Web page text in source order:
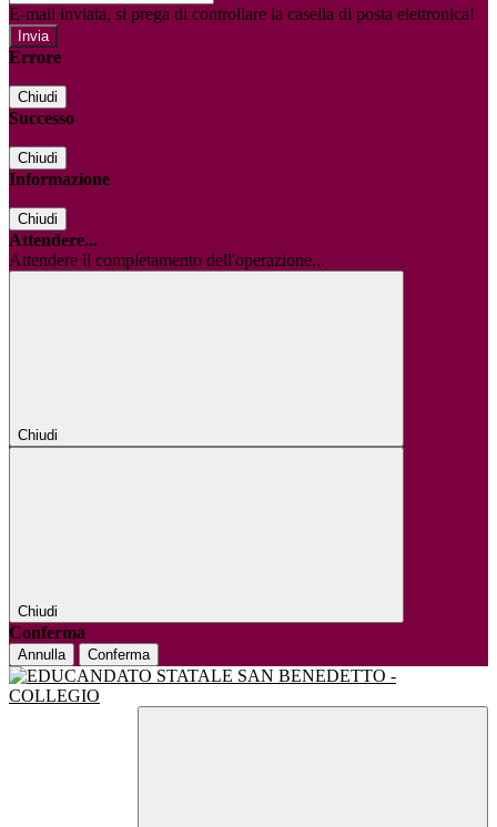
E-mail inviata, si prega di controllare la casella di posta elettronica!
Errore
Chiudi
Successo
Chiudi
Informazione
Chiudi
Attendere...
Attendere il completamento dell'operazione...
Chiudi
Chiudi
Conferma
Annulla Conferma